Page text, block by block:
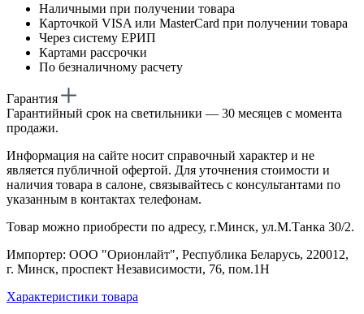
Наличными при получении товара
Карточкой VISA или MasterCard при получении товара
Через систему ЕРИП
Картами рассрочки
По безналичному расчету
Гарантия
Гарантийный срок на светильники — 30 месяцев с момента
продажи.
Информация на сайте носит справочный характер и не
является публичной офертой. Для уточнения стоимости и
наличия товара в салоне, связывайтесь с консультантами по
указанным в контактах телефонам.
Товар можно приобрести по адресу, г.Минск, ул.М.Танка 30/2.
Импортер: ООО "Орионлайт", Республика Беларусь, 220012,
г. Минск, проспект Независимости, 76, пом.1Н
Характеристики товара